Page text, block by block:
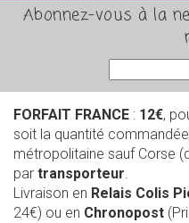
Abonnez-vous à la
FORFAIT FRANCE : 12€,
soit la quantité
métropolitaine sauf Corse
par transporteur.
Livraison en Relais Colis
24€) ou en Chronopost